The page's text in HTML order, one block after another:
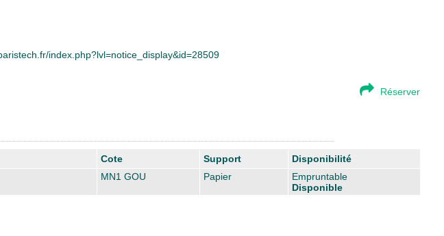
index.php?lvl=notice_display&id=28509
Réserver
Cote Support
Disponibilité
MN1 GOU Papier
Empruntable
Disponible